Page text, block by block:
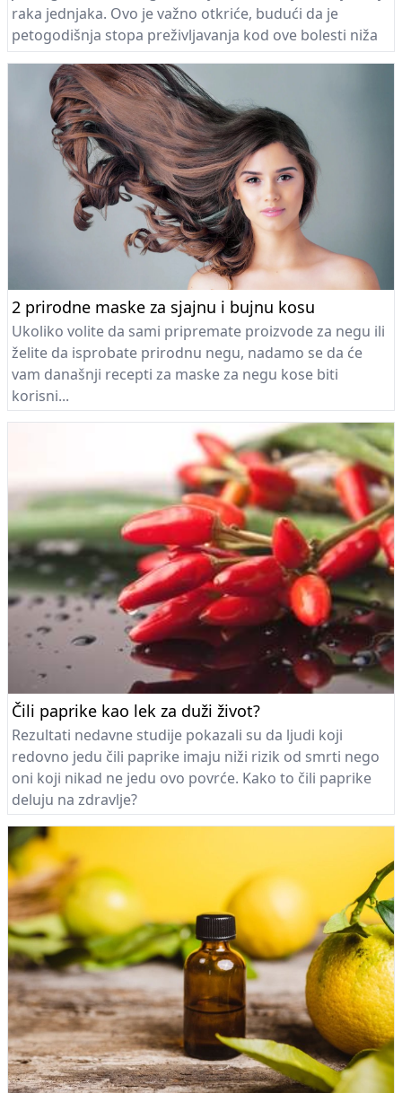
raka jednjaka. Ovo je važno otkriće, budući da je
petogodišnja stopa preživljavanja kod ove bolesti niža
od 20%.
2 prirodne maske za sjajnu i bujnu kosu
Ukoliko volite da sami pripremate proizvode za negu ili
želite da isprobate prirodnu negu, nadamo se da će
vam današnji recepti za maske za negu kose biti
korisni...
Čili paprike kao lek za duži život?
Rezultati nedavne studije pokazali su da ljudi koji
redovno jedu čili paprike imaju niži rizik od smrti nego
oni koji nikad ne jedu ovo povrće. Kako to čili paprike
deluju na zdravlje?